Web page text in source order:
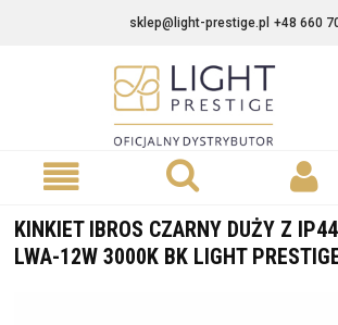
sklep@light-prestige.pl +48 660
KINKIET IBROS CZARNY DUŻY Z
LWA-12W 3000K BK LIGHT